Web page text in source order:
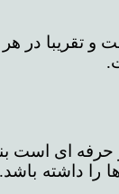
و تقریبا
را داشته